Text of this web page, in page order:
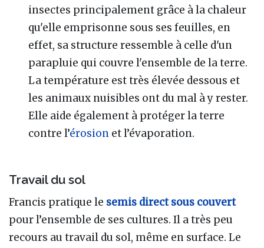
insectes principalement grâce à la chaleur
qu'elle emprisonne sous ses feuilles, en
effet, sa structure ressemble à celle d'un
parapluie qui couvre l'ensemble de la terre.
La température est très élevée dessous et
les animaux nuisibles ont du mal à y rester.
Elle aide également à protéger la terre
contre l’érosion et l’évaporation.
Travail du sol
Francis pratique le semis direct sous couvert
pour l’ensemble de ses cultures. Il a très peu
recours au travail du sol, même en surface. Le